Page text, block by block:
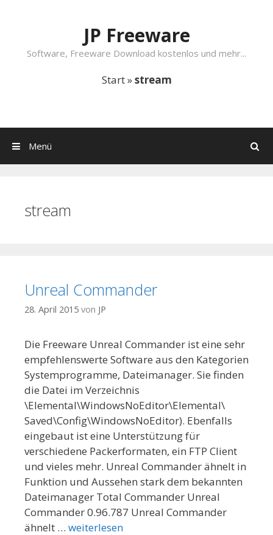
JP Freeware
Software, Freeware Download kostenlos und mehr...
Start»stream
Suchen
Menü
stream
Unreal Commander
28. April 2015 von JP
Die Freeware Unreal Commander ist eine sehr
empfehlenswerte Software aus den Kategorien
Systemprogramme, Dateimanager. Sie finden
die Datei im Verzeichnis
\Elemental\WindowsNoEditor\Elemental\
Saved\Config\WindowsNoEditor). Ebenfalls
eingebaut ist eine Unterstützung für
verschiedene Packerformaten, ein FTP Client
und vieles mehr. Unreal Commander ähnelt in
Funktion und Aussehen stark dem bekannten
Dateimanager Total Commander Unreal
Commander 0.96.787 Unreal Commander
ähnelt … weiterlesen